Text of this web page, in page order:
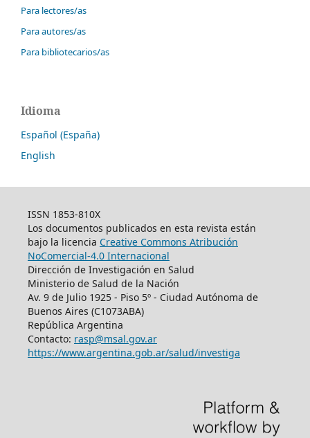
Para lectores/as
Para autores/as
Para bibliotecarios/as
Idioma
Español (España)
English
ISSN 1853-810X
Los documentos publicados en esta revista están
bajo la licencia Creative Commons Atribución
NoComercial-4.0 Internacional
Dirección de Investigación en Salud
Ministerio de Salud de la Nación
Av. 9 de Julio 1925 - Piso 5º - Ciudad Autónoma de
Buenos Aires (C1073ABA)
República Argentina
Contacto: rasp@msal.gov.ar
https://www.argentina.gob.ar/salud/investiga